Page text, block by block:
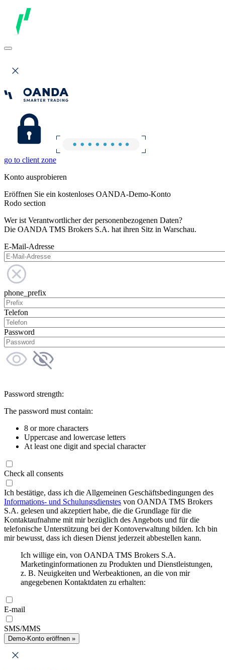
go to client zone
Konto ausprobieren
Eröffnen Sie ein kostenloses OANDA-Demo-Konto
Rodo section
Wer ist Verantwortlicher der personenbezogenen Daten?
Die OANDA TMS Brokers S.A. hat ihren Sitz in Warschau.
E-Mail-Adresse
phone_prefix
Telefon
Password
Password strength:
The password must contain:
8 or more characters
Uppercase and lowercase letters
At least one digit and special character
Check all consents
Ich bestätige, dass ich die Allgemeinen Geschäftsbedingungen des
Informations- und Schulungsdienstes von OANDA TMS Brokers
S.A. gelesen und akzeptiert habe, die die Grundlage für die
Kontaktaufnahme mit mir bezüglich des Angebots und für die
telefonische Unterstützung bei der Kontoverwaltung bilden. Ich bin
mir bewusst, dass ich diesen Dienst jederzeit abbestellen kann.
Ich willige ein, von OANDA TMS Brokers S.A.
Marketinginformationen zu Produkten und Dienstleistungen,
z. B. Neuigkeiten und Werbeaktionen, an die von mir
angegebenen Kontaktdaten zu erhalten:
E-mail
SMS/MMS
Demo-Konto eröffnen »